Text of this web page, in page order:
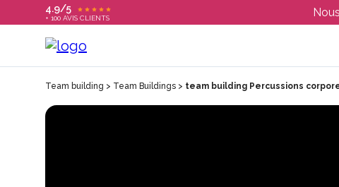
4.9/5
+ 100 AVIS CLIENTS
Team building > Team Buildings > team building Percussions